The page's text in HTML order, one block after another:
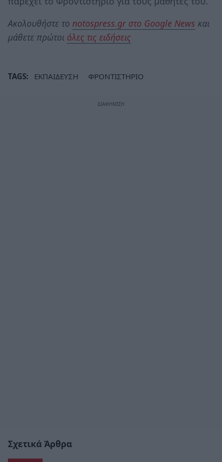
Ακολουθήστε το notospress.gr στο Google News και
μάθετε πρώτοι όλες τις ειδήσεις
TAGS: ΕΚΠΑΙΔΕΥΣΗ ΦΡΟΝΤΙΣΤΗΡΙΟ
Σχετικά Άρθρα